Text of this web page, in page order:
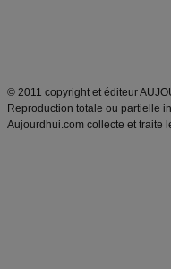
© 2011 copyright et éditeur
Reproduction totale ou partielle
Aujourdhui.com collecte et traite